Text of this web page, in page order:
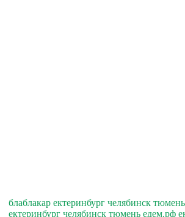
блаблакар ектеринбург челябинск
ектеринбург челябинск тюмень едем.рф